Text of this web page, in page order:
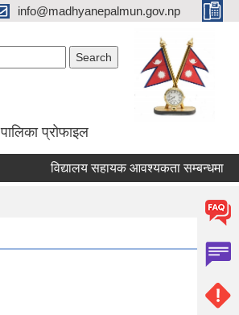
info@madhyanepalmun.gov.np
पालिका प्रोफाइल
विद्यालय सहायक आवश्यकता सम्बन्धमा